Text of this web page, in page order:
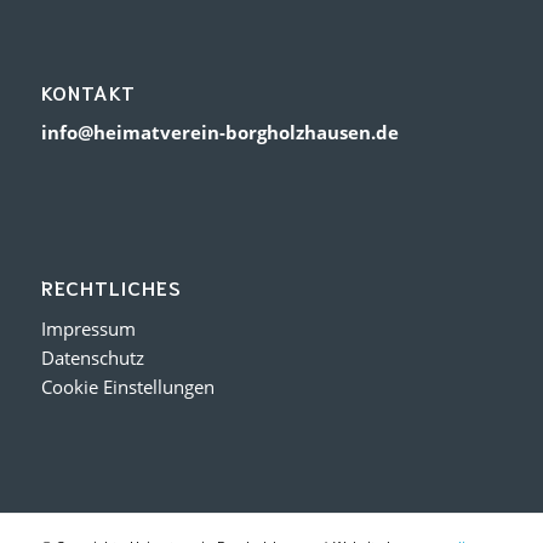
KONTAKT
info@heimatverein-borgholzhausen.de
RECHTLICHES
Impressum
Datenschutz
Cookie Einstellungen